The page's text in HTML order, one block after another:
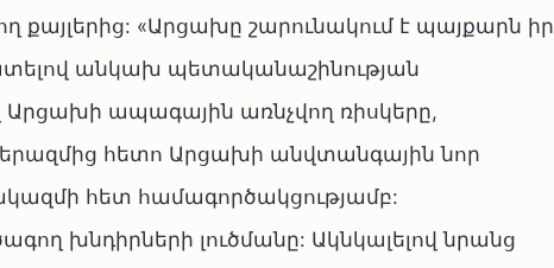
«Արցախը շարունակում է պայքարն իր
անկախ պետականաշինության
Արցախի ապագային առնչվող ռիսկերը,
հետո Արցախի անվտանգային նոր
հետ համագործակցությամբ:
խնդիրների լուծմանը: Ակնկալելով նրանց